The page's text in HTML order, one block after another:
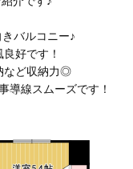
バルコニー♪
好です！
など収納力◎
導線スムーズです！